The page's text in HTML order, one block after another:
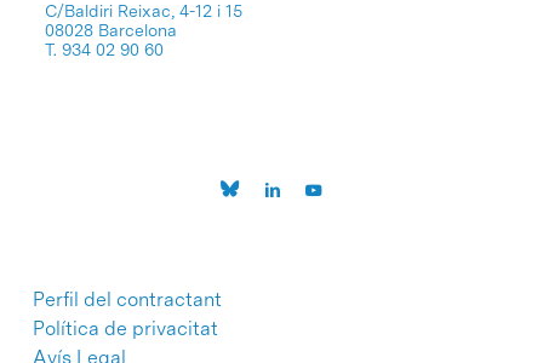
C/Baldiri Reixac, 4-12 i 15
08028 Barcelona
T. 934 02 90 60
Perfil del contractant
Política de privacitat
Avís Legal